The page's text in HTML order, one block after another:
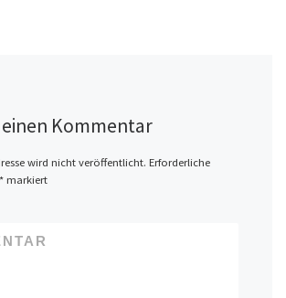
Kommentar
wird nicht veröffentlicht. Erforderliche
*markiert